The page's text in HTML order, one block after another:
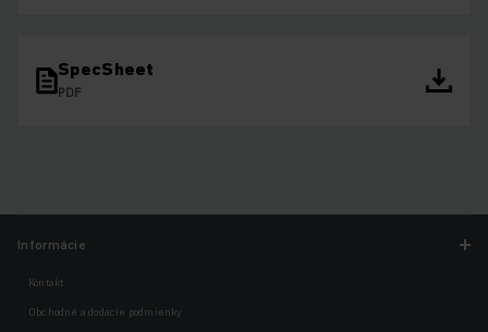
SpecSheet
PDF
Informácie
Kontakt
Obchodné a dodacie podmienky